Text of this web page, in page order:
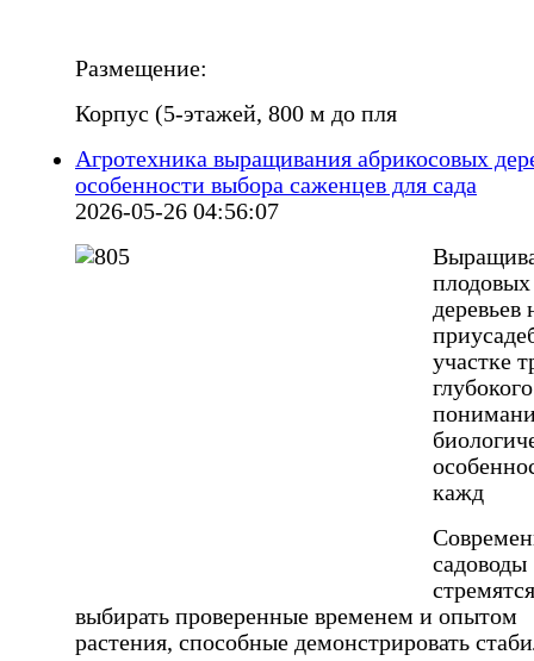
Размещение:
Корпус (5-этажей, 800 м до пля
Агротехника выращивания абрикосовых
особенности выбора саженцев для сада
2026-05-26 04:56:07
плодовых
деревьев
участке
глубокого
кажд
садоводы
стремятся
выбирать проверенные временем и опытом
растения, способные демонстрировать